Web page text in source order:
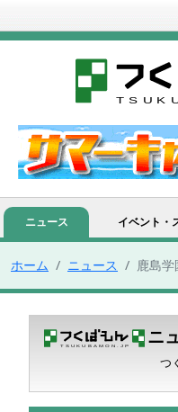
ニュース イベント・
ホーム ニュース 鹿島
ニ
つ